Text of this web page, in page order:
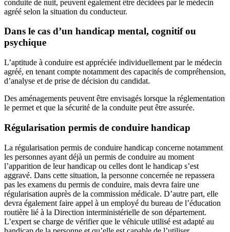
conduite de nuit, peuvent également être décidées par le médecin
agréé selon la situation du conducteur.
Dans le cas d’un handicap mental, cognitif ou
psychique
L’aptitude à conduire est appréciée individuellement par le médecin
agréé, en tenant compte notamment des capacités de compréhension,
d’analyse et de prise de décision du candidat.
Des aménagements peuvent être envisagés lorsque la réglementation
le permet et que la sécurité de la conduite peut être assurée.
Régularisation permis de conduire handicap
La régularisation permis de conduire handicap concerne notamment
les personnes ayant déjà un permis de conduire au moment
l’apparition de leur handicap ou celles dont le handicap s’est
aggravé. Dans cette situation, la personne concernée ne repassera
pas les examens du permis de conduire, mais devra faire une
régularisation auprès de la commission médicale. D’autre part, elle
devra également faire appel à un employé du bureau de l’éducation
routière lié à la Direction interministérielle de son département.
L’expert se charge de vérifier que le véhicule utilisé est adapté au